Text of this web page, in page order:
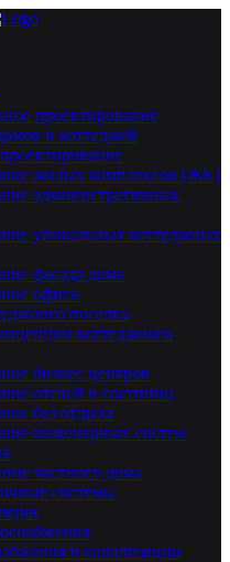
проектирование
и коттеджей
жилых комплексов (ЖК)
административных
уникальных коттеджных
фасада дома
офиса
поселка
коттеджного
бизнес центров
отелей и гостиниц
баз отдыха
инженерных систем
частного дома
системы
и канализации